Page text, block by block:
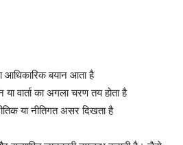
बयान आता है
वार्ता का अगला चरण तय होता है
या नीतिगत असर दिखता है